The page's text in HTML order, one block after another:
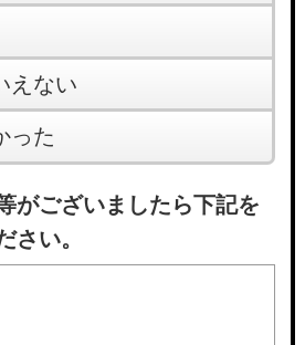
えない
った
がございましたら下記を
さい。